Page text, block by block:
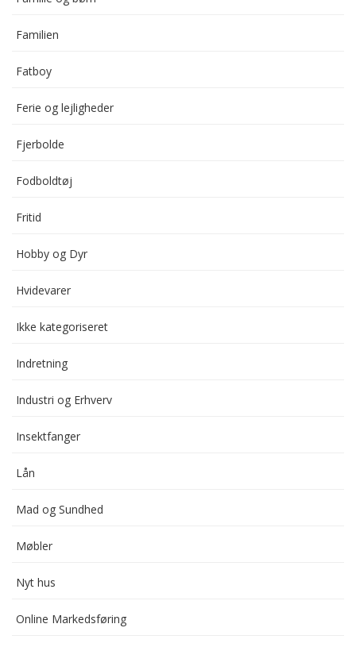
Familien
Fatboy
Ferie og lejligheder
Fjerbolde
Fodboldtøj
Fritid
Hobby og Dyr
Hvidevarer
Ikke kategoriseret
Indretning
Industri og Erhverv
Insektfanger
Lån
Mad og Sundhed
Møbler
Nyt hus
Online Markedsføring